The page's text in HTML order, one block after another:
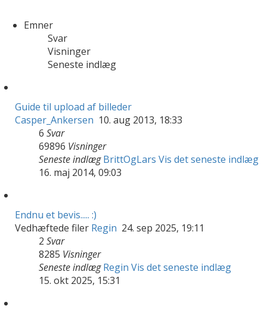
Emner
Svar
Visninger
Seneste indlæg
Guide til upload af billeder
Casper_Ankersen 10. aug 2013, 18:33
6 Svar
69896 Visninger
Seneste indlægBrittOgLars Vis det seneste indlæg
16. maj 2014, 09:03
Endnu et bevis..... :)
Vedhæftede filer Regin 24. sep 2025, 19:11
2 Svar
8285 Visninger
Seneste indlægRegin Vis det seneste indlæg
15. okt 2025, 15:31